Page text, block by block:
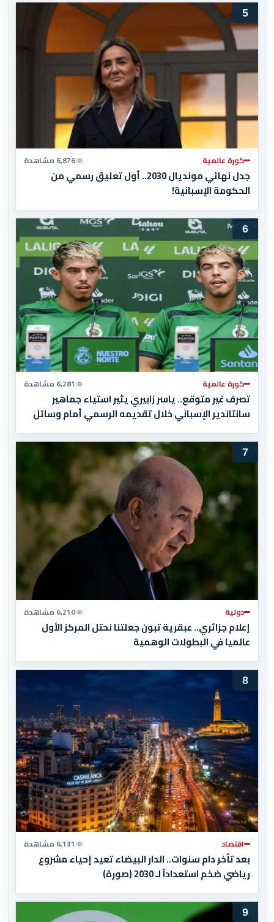
5
كورة عالمية 6,876 مشاهدة
جدل نهائي مونديال 2030.. أول تعليق رسمي من
الحكومة الإسبانية!
6
كورة عالمية 6,281 مشاهدة
تصرف غير متوقع.. ياسر زابيري يثير استياء جماهير
سانتاندير الإسباني خلال تقديمه الرسمي أمام وسائل
الإعلام
7
دولية 6,210 مشاهدة
إعلام جزائري.. عبقرية تبون جعلتنا نحتل المركز الأول
عالميا في البطولات الوهمية
8
اقتصاد 6,131 مشاهدة
بعد تأخر دام سنوات.. الدار البيضاء تعيد إحياء مشروع
رياضي ضخم استعداداً لـ 2030 (صورة)
9